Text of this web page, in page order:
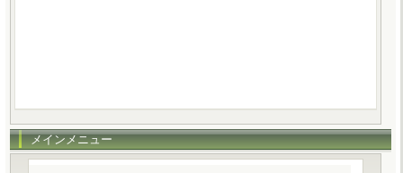
メインメニュー